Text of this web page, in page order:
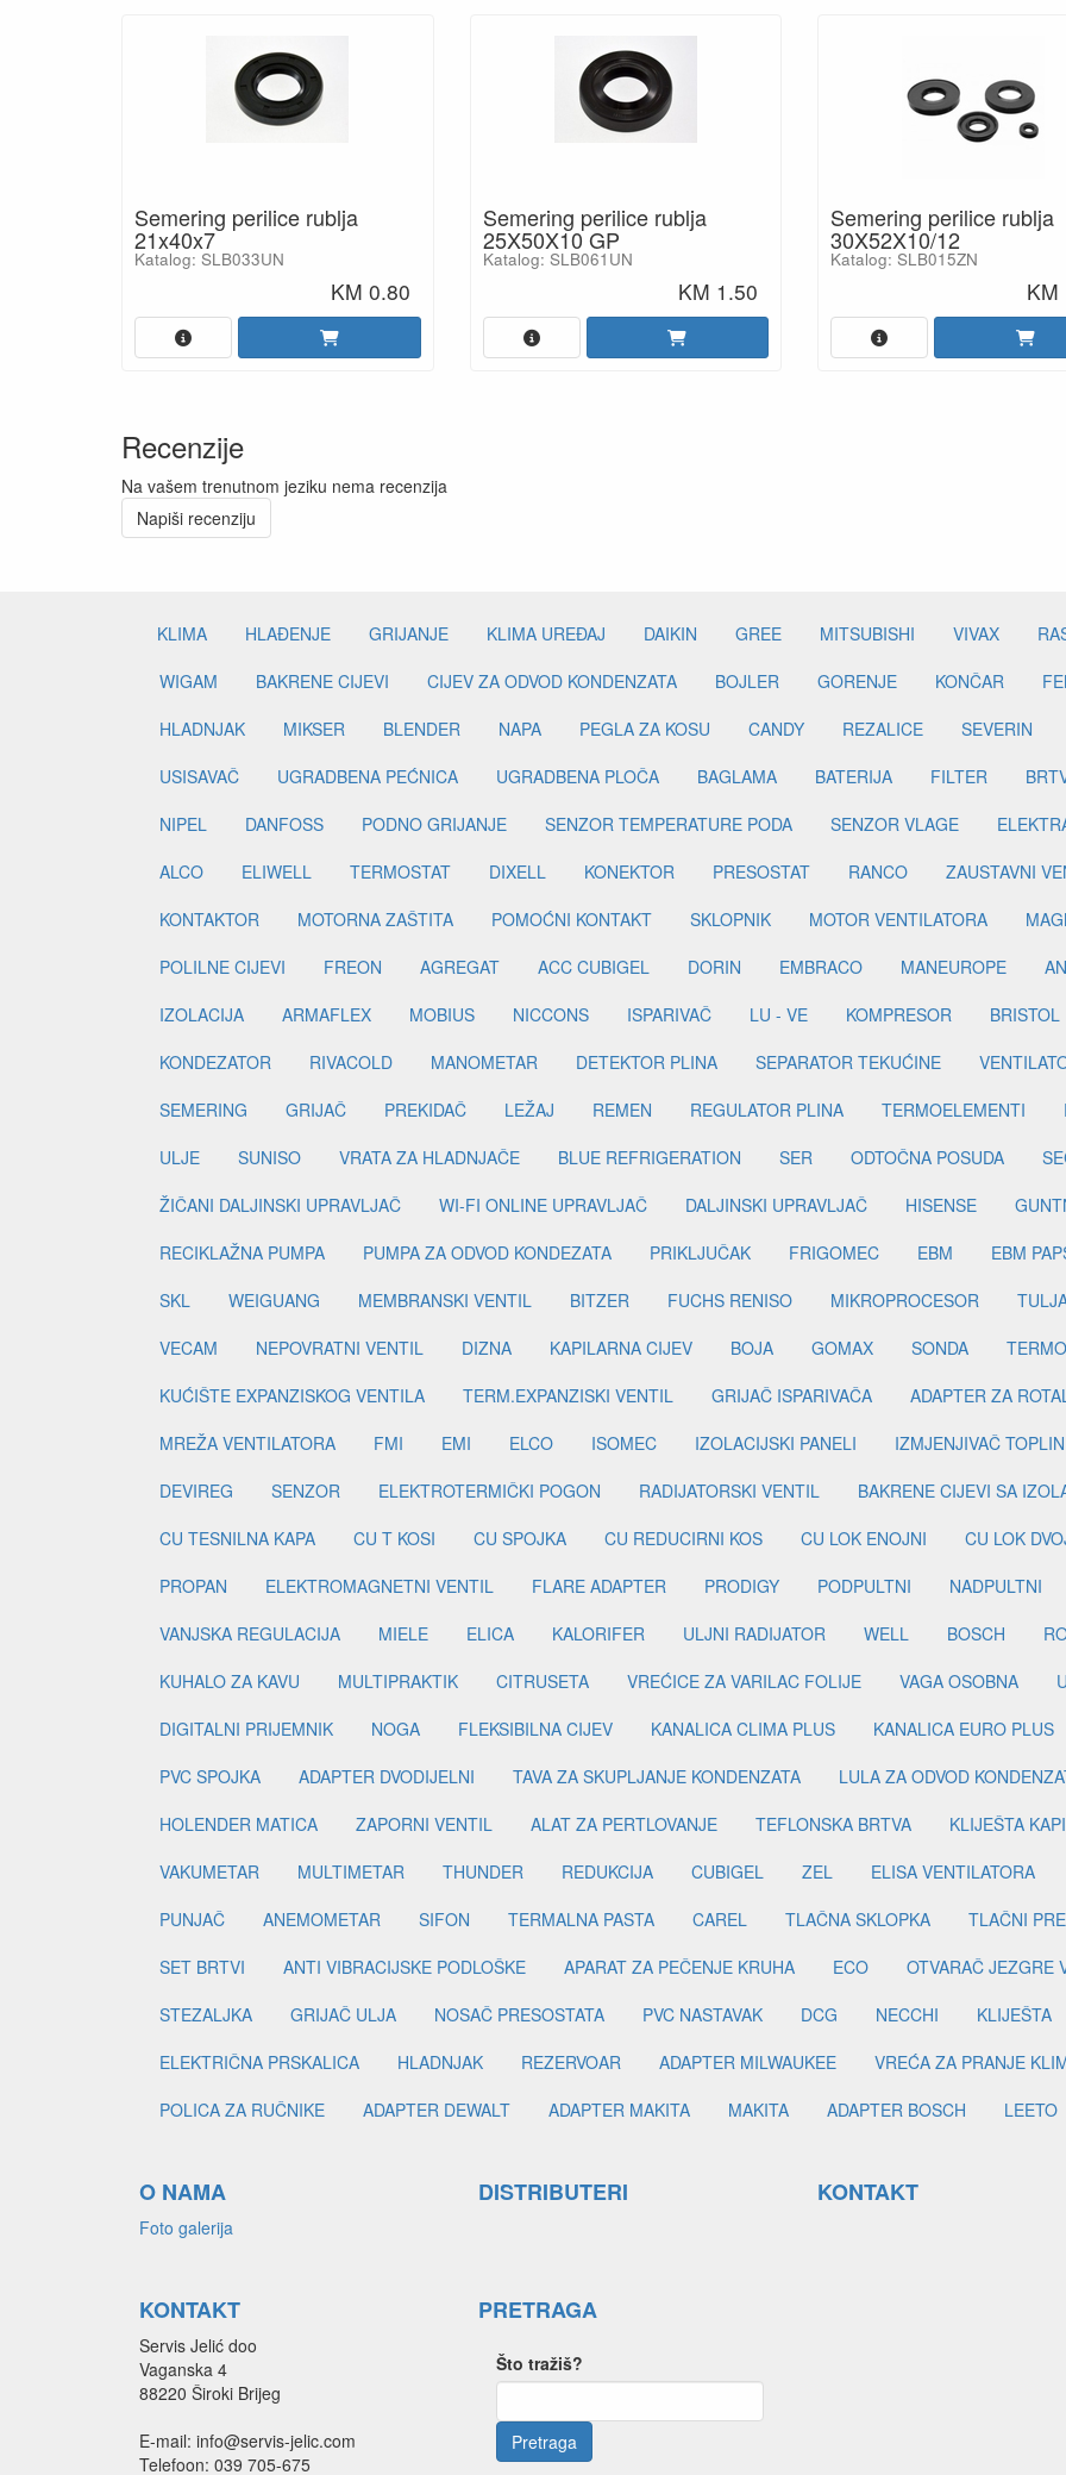
Semering perilice rublja
21x40x7
Katalog: SLB033UN
KM 0.80
Semering perilice rublja
25X50X10 GP
Katalog: SLB061UN
KM 1.50
Semering perilice rublja
30X52X10/12
Katalog: SLB015ZN
KM
Recenzije
Na vašem trenutnom jeziku nema recenzija
Napiši recenziju
KLIMA HLAĐENJE GRIJANJE KLIMA UREĐAJ DAIKIN GREE MITSUBISHI VIVAX
WIGAM
BAKRENE CIJEVI CIJEV ZA ODVOD KONDENZATA BOJLER GORENJE KONČAR
HLADNJAK
MIKSER BLENDER NAPA PEGLA ZA KOSU CANDY REZALICE
SEVERIN
USISAVAČ
UGRADBENA PEĆNICA UGRADBENA PLOČA BAGLAMA BATERIJA FILTER
NIPEL
DANFOSS PODNO GRIJANJE SENZOR TEMPERATURE PODA SENZOR VLAGE
ALCO
ELIWELL TERMOSTAT DIXELL KONEKTOR PRESOSTAT RANCO
ZAUSTAVNI
KONTAKTOR
MOTORNA ZAŠTITA POMOĆNI KONTAKT SKLOPNIK MOTOR VENTILATORA
POLILNE CIJEVI
FREON AGREGAT ACC CUBIGEL DORIN EMBRACO MANEUROPE
IZOLACIJA
ARMAFLEX MOBIUS NICCONS ISPARIVAČ LU - VE KOMPRESOR
BRISTOL
KONDEZATOR
RIVACOLD MANOMETAR DETEKTOR PLINA SEPARATOR TEKUĆINE
SEMERING
GRIJAČ PREKIDAČ LEŽAJ REMEN REGULATOR PLINA TERMOELEMENTI
ULJE
SUNISO VRATA ZA HLADNJAČE BLUE REFRIGERATION SER ODTOČNA POSUDA
ŽIČANI DALJINSKI UPRAVLJAČ
WI-FI ONLINE UPRAVLJAČ DALJINSKI UPRAVLJAČ HISENSE
RECIKLAŽNA PUMPA
PUMPA ZA ODVOD KONDEZATA PRIKLJUČAK FRIGOMEC EBM
EBM
SKL
WEIGUANG MEMBRANSKI VENTIL BITZER FUCHS RENISO MIKROPROCESOR
VECAM
NEPOVRATNI VENTIL DIZNA KAPILARNA CIJEV BOJA GOMAX SONDA
KUĆIŠTE EXPANZISKOG VENTILA
TERM.EXPANZISKI VENTIL GRIJAČ ISPARIVAČA
ADAPTER ZA
MREŽA VENTILATORA
FMI EMI ELCO ISOMEC IZOLACIJSKI PANELI
IZMJENJIVAČ
DEVIREG
SENZOR ELEKTROTERMIČKI POGON RADIJATORSKI VENTIL
BAKRENE CIJEVI SA
CU TESNILNA KAPA
CU T KOSI CU SPOJKA CU REDUCIRNI KOS CU LOK ENOJNI
CU LOK
PROPAN
ELEKTROMAGNETNI VENTIL FLARE ADAPTER PRODIGY PODPULTNI
NADPULTNI
VANJSKA REGULACIJA
MIELE ELICA KALORIFER ULJNI RADIJATOR WELL BOSCH
KUHALO ZA KAVU
MULTIPRAKTIK CITRUSETA VREĆICE ZA VARILAC FOLIJE VAGA OSOBNA
DIGITALNI PRIJEMNIK
NOGA FLEKSIBILNA CIJEV KANALICA CLIMA PLUS
KANALICA EURO PLUS
PVC SPOJKA
ADAPTER DVODIJELNI TAVA ZA SKUPLJANJE KONDENZATA
LULA ZA ODVOD
HOLENDER MATICA
ZAPORNI VENTIL ALAT ZA PERTLOVANJE TEFLONSKA BRTVA
KLIJEŠTA
VAKUMETAR
MULTIMETAR THUNDER REDUKCIJA CUBIGEL ZEL
ELISA VENTILATORA
PUNJAČ
ANEMOMETAR SIFON TERMALNA PASTA CAREL TLAČNA SKLOPKA
TLAČNI
SET BRTVI
ANTI VIBRACIJSKE PODLOŠKE APARAT ZA PEČENJE KRUHA ECO
OTVARAČ JEZGRE
STEZALJKA
GRIJAČ ULJA NOSAČ PRESOSTATA PVC NASTAVAK DCG NECCHI
KLIJEŠTA
ELEKTRIČNA PRSKALICA
HLADNJAK REZERVOAR ADAPTER MILWAUKEE
VREĆA ZA PRANJE
POLICA ZA RUČNIKE
ADAPTER DEWALT ADAPTER MAKITA MAKITA ADAPTER BOSCH LEETO
O NAMA
Foto galerija
DISTRIBUTERI KONTAKT
KONTAKT
Servis Jelić doo
Vaganska 4
88220 Široki Brijeg
E-mail: info@servis-jelic.com
Telefoon: 039 705-675
PRETRAGA
Što tražiš?